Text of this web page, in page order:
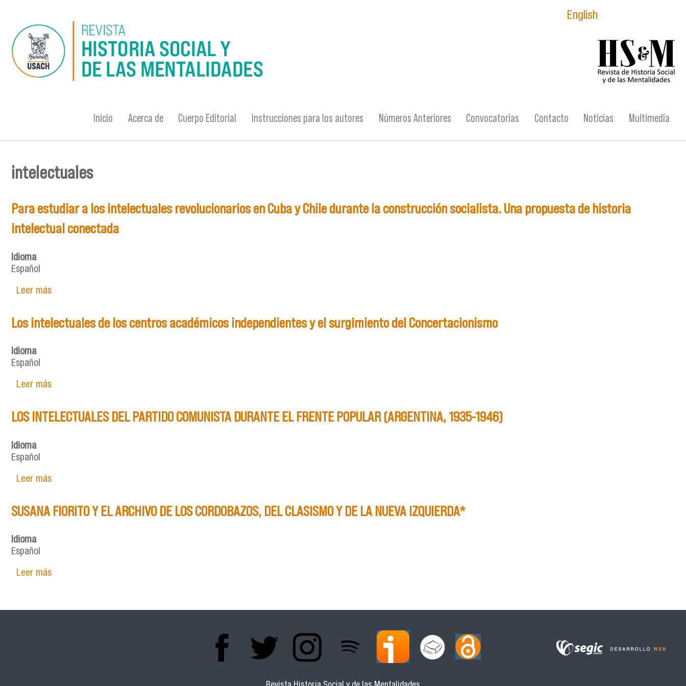
English
Inicio Acerca de Cuerpo Editorial Instrucciones para los autores Números Anteriores Convocatorias Contacto Noticias Multimedia
Se encuentra usted aquí
intelectuales
Para estudiar a los intelectuales revolucionarios en Cuba y Chile durante la construcción socialista. Una propuesta de historia
intelectual conectada
Idioma
Español
Leer mássobre Para estudiar a los intelectuales revolucionarios en Cuba y Chile durante la construcción socialista. Una propuesta de historia intelectual conectada
Los intelectuales de los centros académicos independientes y el surgimiento del Concertacionismo
Idioma
Español
Leer mássobre Los intelectuales de los centros académicos independientes y el surgimiento del Concertacionismo
LOS INTELECTUALES DEL PARTIDO COMUNISTA DURANTE EL FRENTE POPULAR (ARGENTINA, 1935-1946)
Idioma
Español
Leer mássobre LOS INTELECTUALES DEL PARTIDO COMUNISTA DURANTE EL FRENTE POPULAR (ARGENTINA, 1935-1946)
SUSANA FIORITO Y EL ARCHIVO DE LOS CORDOBAZOS, DEL CLASISMO Y DE LA NUEVA IZQUIERDA*
Idioma
Español
Leer mássobre SUSANA FIORITO Y EL ARCHIVO DE LOS CORDOBAZOS, DEL CLASISMO Y DE LA NUEVA IZQUIERDA*